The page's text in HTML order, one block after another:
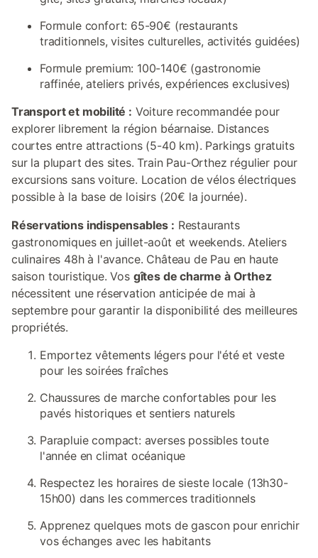
Formule confort: 65-90€ (restaurants
traditionnels, visites culturelles, activités guidées)
Formule premium: 100-140€ (gastronomie
raffinée, ateliers privés, expériences exclusives)
Transport et mobilité : Voiture recommandée pour
explorer librement la région béarnaise. Distances
courtes entre attractions (5-40 km). Parkings gratuits
sur la plupart des sites. Train Pau-Orthez régulier pour
excursions sans voiture. Location de vélos électriques
possible à la base de loisirs (20€ la journée).
Réservations indispensables : Restaurants
gastronomiques en juillet-août et weekends. Ateliers
culinaires 48h à l'avance. Château de Pau en haute
saison touristique. Vos gîtes de charme à Orthez
nécessitent une réservation anticipée de mai à
septembre pour garantir la disponibilité des meilleures
propriétés.
Emportez vêtements légers pour l'été et veste
pour les soirées fraîches
Chaussures de marche confortables pour les
pavés historiques et sentiers naturels
Parapluie compact: averses possibles toute
l'année en climat océanique
Respectez les horaires de sieste locale (13h30-
15h00) dans les commerces traditionnels
Apprenez quelques mots de gascon pour enrichir
vos échanges avec les habitants